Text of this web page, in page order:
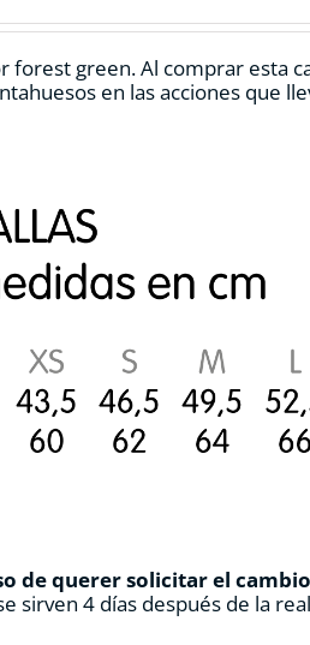
forest green. Al comprar esta
en las acciones que
de querer solicitar el
sirven 4 días después de la